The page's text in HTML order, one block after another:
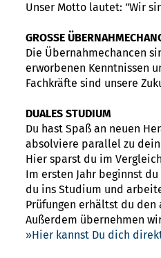
Unser Motto lautet: "Wir
GROSSE
Die Übernahmechancen
erworbenen Kenntnissen
Fachkräfte sind unsere
DUALES STUDIUM
Du hast Spaß an neuen
absolviere parallel zu
Hier sparst du im
Im ersten Jahr beginnst
du ins Studium und
Prüfungen erhältst du den
Außerdem übernehmen
Hier kannst Du dich